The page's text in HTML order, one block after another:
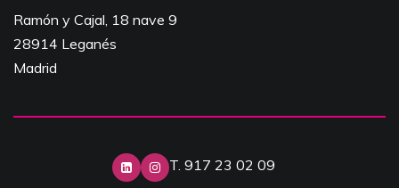
Ramón y Cajal, 18 nave 9
28914 Leganés
Madrid
T. 917 23 02 09